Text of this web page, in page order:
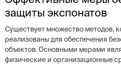
защиты экспонатов
Существует множество методов,
реализованы для обеспечения
объектов. Основными мерами
физические и организационные